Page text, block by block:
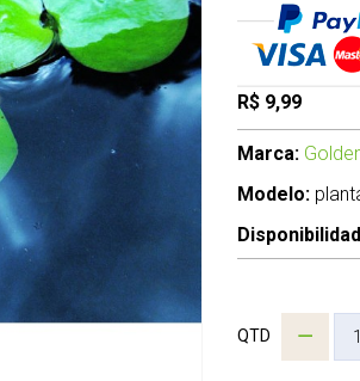
R$ 9,99
Marca:
Modelo:
QTD